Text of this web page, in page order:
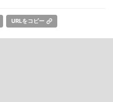
URLをコピー